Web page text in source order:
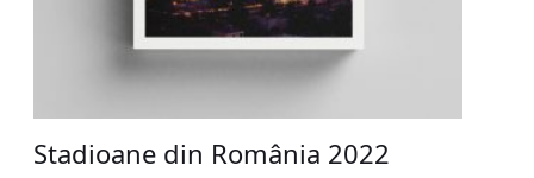
Stadioane din România 2022